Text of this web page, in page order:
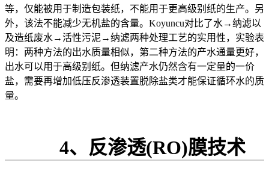
等，仅能被用于制造包装纸，不能用于更高级别纸的生产。另
外，该法不能减少无机盐的含量。Koyuncu对比了水→纳滤以
及造纸废水→活性污泥→纳滤两种处理工艺的实用性，实验表
明：两种方法的出水质量相似，第二种方法的产水通量更好，
出水可以用于高级别纸。但纳滤产水仍然含有一定量的一价
盐，需要再增加低压反渗透装置脱除盐类才能保证循环水的质
量。
4、反渗透(RO)膜技术